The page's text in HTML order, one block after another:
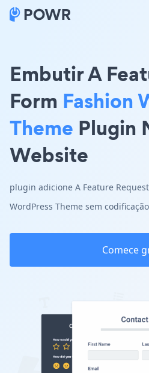
Embutir A
Form Fashion
Theme Plugin
Website
plugin adicione A Feature
WordPress Theme sem
Comece